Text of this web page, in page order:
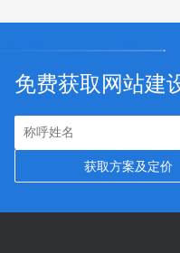
免费获取网站建